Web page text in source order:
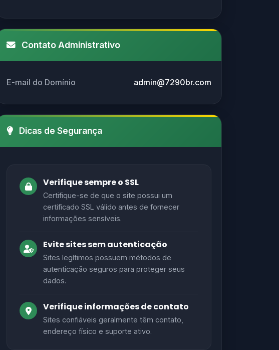
Contato Administrativo
E-mail do Domínio admin@7290br.com
Dicas de Segurança
Verifique sempre o SSL
Certifique-se de que o site possui um
certificado SSL válido antes de fornecer
informações sensíveis.
Evite sites sem autenticação
Sites legítimos possuem métodos de
autenticação seguros para proteger seus
dados.
Verifique informações de contato
Sites confiáveis geralmente têm contato,
endereço físico e suporte ativo.